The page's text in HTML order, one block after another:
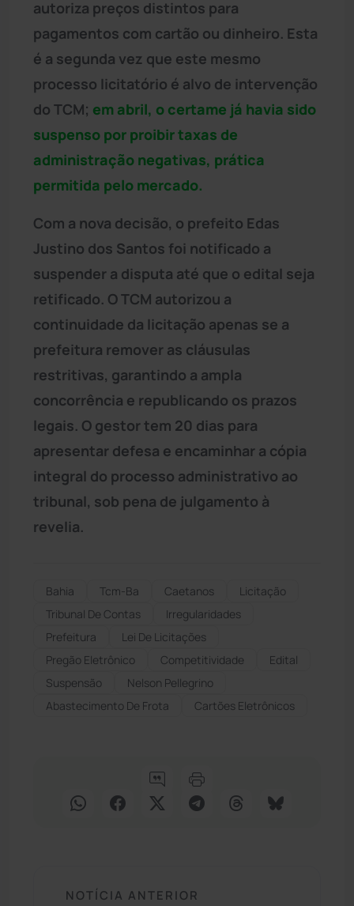
autoriza preços distintos para
pagamentos com cartão ou dinheiro. Esta
é a segunda vez que este mesmo
processo licitatório é alvo de intervenção
do TCM; em abril, o certame já havia sido
suspenso por proibir taxas de
administração negativas, prática
permitida pelo mercado.
Com a nova decisão, o prefeito Edas
Justino dos Santos foi notificado a
suspender a disputa até que o edital seja
retificado. O TCM autorizou a
continuidade da licitação apenas se a
prefeitura remover as cláusulas
restritivas, garantindo a ampla
concorrência e republicando os prazos
legais. O gestor tem 20 dias para
apresentar defesa e encaminhar a cópia
integral do processo administrativo ao
tribunal, sob pena de julgamento à
revelia.
Bahia Tcm-Ba Caetanos
Licitação
Tribunal De Contas
Irregularidades
Prefeitura
Lei De Licitações
Pregão Eletrônico
Competitividade
Edital
Suspensão
Nelson Pellegrino
Abastecimento De Frota
Cartões Eletrônicos
NOTÍCIA ANTERIOR